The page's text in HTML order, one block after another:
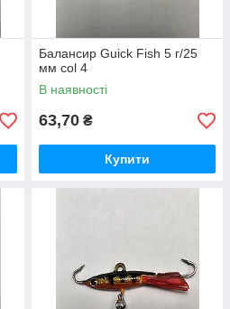
Балансир Guick Fish 5 г/25
мм col 4
В наявності
63,70 ₴
Купити